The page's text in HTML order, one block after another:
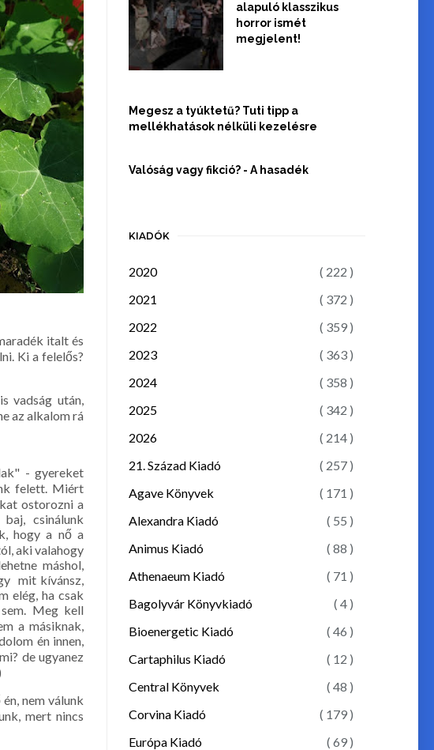
italt és
Ki a felelős?
vadság után,
az alkalom rá
- gyereket
felett. Miért
ostorozni a
csinálunk
hogy a nő a
aki valahogy
máshol,
mit kívánsz,
elég, ha csak
Meg kell
a másiknak,
én innen,
de ugyanez
nem válunk
mert nincs
alapuló klasszikus
horror ismét
megjelent!
Megesz a tyúktetű? Tuti tipp a
mellékhatások nélküli kezelésre
Valóság vagy fikció? - A hasadék
KIADÓK
2020
( 222 )
2021
( 372 )
2022
( 359 )
2023
( 363 )
2024
( 358 )
2025
( 342 )
2026
( 214 )
21. Század Kiadó
( 257 )
Agave Könyvek
( 171 )
Alexandra Kiadó
( 55 )
Animus Kiadó
( 88 )
Athenaeum Kiadó
( 71 )
Bagolyvár Könyvkiadó
( 4 )
Bioenergetic Kiadó
( 46 )
Cartaphilus Kiadó
( 12 )
Central Könyvek
( 48 )
Corvina Kiadó
( 179 )
Európa Kiadó
( 69 )